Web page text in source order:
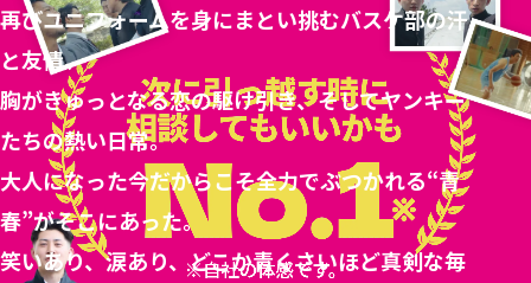
再びユニフォームを身にまとい挑むバスケ部の汗
と友情、
胸がきゅっとなる恋の駆け引き、そしてヤンキー
たちの熱い日常。
大人になった今だからこそ全力でぶつかれる“青
春”がそこにあった。
笑いあり、涙あり、どこか青くさいほど真剣な毎